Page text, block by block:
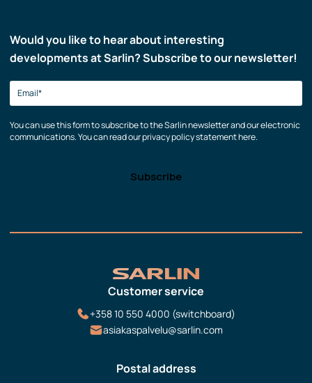
Would you like to hear about interesting
developments at Sarlin? Subscribe to our newsletter!
You can use this form to subscribe to the Sarlin newsletter and our electronic
communications. You can read our privacy policy statement here.
Customer service
+358 10 550 4000 (switchboard)
asiakaspalvelu@sarlin.com
Postal address